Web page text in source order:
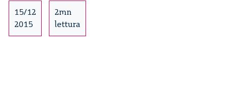
15/12
2015
2mn
lettura